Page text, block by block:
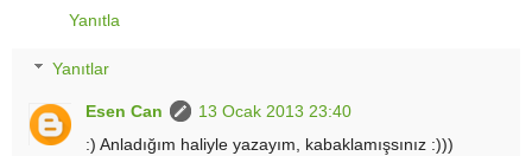
Yanıtla
Yanıtlar
Esen Can
13 Ocak 2013 23:40
:) Anladığım haliyle yazayım, kabaklamışsınız :)))